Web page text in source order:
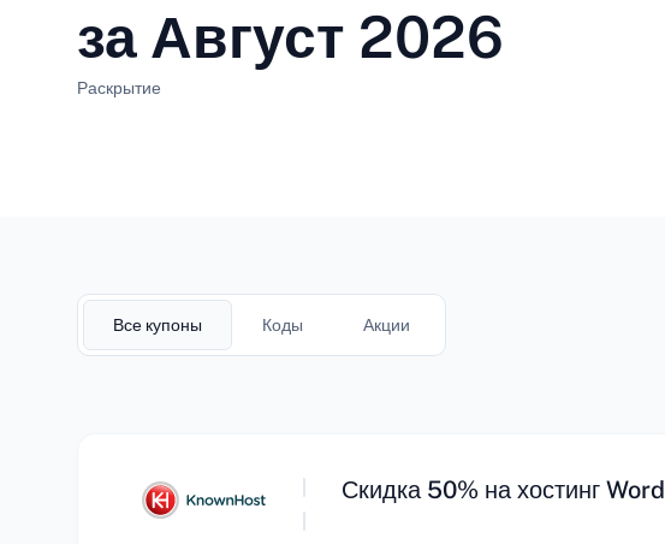
LT - Lietuvių LV - Latviešu
PT-BR - Português
за Август 2026
Раскрытие
Все купоны Коды Акции
Скидка 50% на хостинг